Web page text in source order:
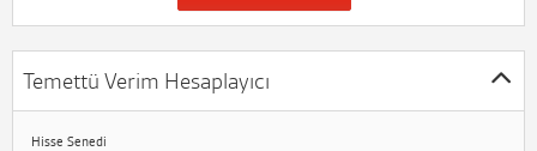
Temettü Verim Hesaplayıcı
Hisse Senedi